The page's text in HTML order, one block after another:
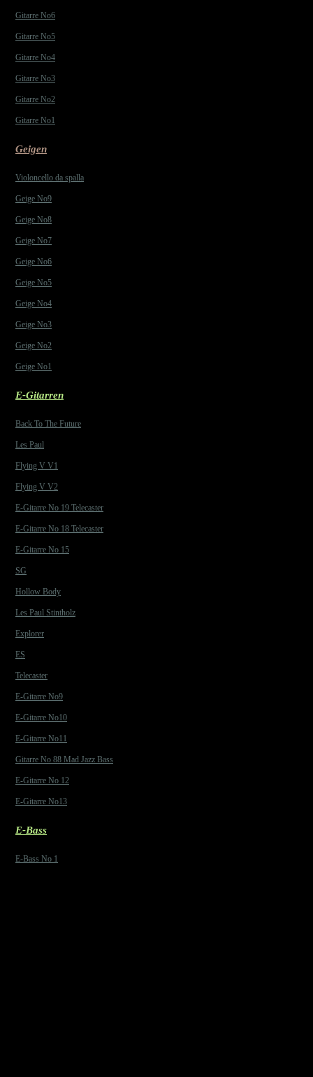
Gitarre No6
Gitarre No5
Gitarre No4
Gitarre No3
Gitarre No2
Gitarre No1
Geigen
Violoncello da spalla
Geige No9
Geige No8
Geige No7
Geige No6
Geige No5
Geige No4
Geige No3
Geige No2
Geige No1
E-Gitarren
Back To The Future
Les Paul
Flying V V1
Flying V V2
E-Gitarre No 19 Telecaster
E-Gitarre No 18 Telecaster
E-Gitarre No 15
SG
Hollow Body
Les Paul Stintholz
Explorer
ES
Telecaster
E-Gitarre No9
E-Gitarre No10
E-Gitarre No11
Gitarre No 88 Mad Jazz Bass
E-Gitarre No 12
E-Gitarre No13
E-Bass
E-Bass No 1